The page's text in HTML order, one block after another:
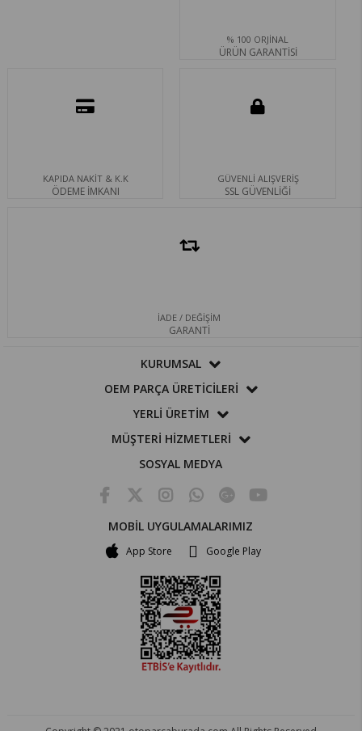
% 100 ORJİNAL
ÜRÜN GARANTİSİ
KAPIDA NAKİT & K.K
ÖDEME İMKANI
GÜVENLİ ALIŞVERİŞ
SSL GÜVENLİĞİ
İADE / DEĞİŞİM
GARANTİ
KURUMSAL
OEM PARÇA ÜRETİCİLERİ
YERLİ ÜRETİM
MÜŞTERİ HİZMETLERİ
SOSYAL MEDYA
MOBİL UYGULAMALARIMIZ
App Store Google Play